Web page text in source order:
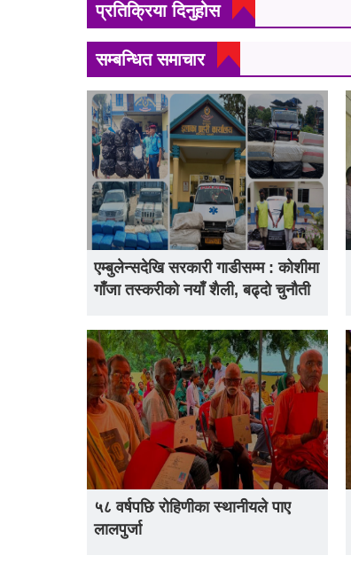
प्रतिक्रिया दिनुहोस
सम्बन्धित समाचार
एम्बुलेन्सदेखि सरकारी गाडीसम्म : कोशीमा
गाँजा तस्करीको नयाँ शैली, बढ्दो चुनौती
५८ वर्षपछि रोहिणीका स्थानीयले पाए
लालपुर्जा